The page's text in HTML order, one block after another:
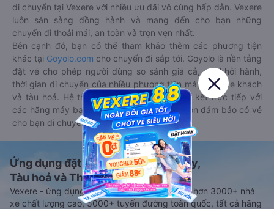
di chuyển tại Vexere với nhiều ưu đãi vô cùng hấp dẫn. Vexere
luôn sẵn sàng đồng hành và mang đến cho bạn những
chuyến đi thoải mái, an toàn và trọn vẹn nhất.
Bên cạnh đó, bạn có thể tham khảo thêm các phương tiện
khác tại Goyolo.com cho chuyến đi sắp tới. Goyolo là nền tảng
đặt vé cho phép người dùng so sánh giá cả, giờ khởi hành,
thời gian di chuyển của nhiều phương tiện máy bay, xe khách
và tàu hoả. Hệ thống của Goyolo được liên kết trực tiếp với
các hãng máy bay, xe khách và tàu hoả, luôn đảm bảo có vé
cho bạn di chuyển.
Ứng dụng đặt vé Xe khách, Máy bay,
Tàu hoả và Thuê xe
Vexere - ứng dụng đặt vé đa phương tiện với hơn 3000+ nhà
xe chất lượng cao, 5000+ tuyến đường toàn quốc, tất cả hãng